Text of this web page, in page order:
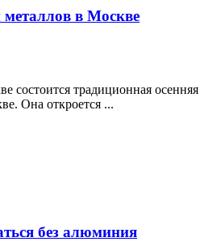
металлов в Москве
состоится традиционная осенняя
Она откроется ...
без алюминия